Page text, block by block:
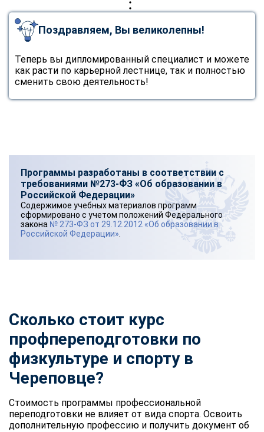
Поздравляем, Вы великолепны!
Теперь вы дипломированный специалист и можете
как расти по карьерной лестнице, так и полностью
сменить свою деятельность!
Программы разработаны в соответствии с
требованиями №273-ФЗ «Об образовании в
Российской Федерации»
Содержимое учебных материалов программ
сформировано с учетом положений Федерального
закона № 273-ФЗ от 29.12.2012 «Об образовании в
Российской Федерации»
Сколько стоит курс
профпереподготовки по
физкультуре и спортув
Череповце?
Стоимость программы профессиональной
переподготовки не влияет от вида спорта. Освоить
дополнительную профессию и получить документ об